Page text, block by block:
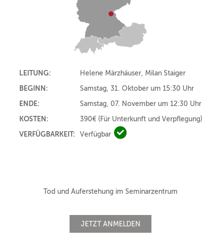
LEITUNG:
Helene Märzhäuser, Milan Staiger
BEGINN:
Samstag, 31. Oktober um 15:30 Uhr
ENDE:
Samstag, 07. November um 12:30 Uhr
KOSTEN:
390€ (Für Unterkunft und Verpflegung)
VERFÜGBARKEIT:
Verfügbar Verfügbar
Tod und Auferstehung im Seminarzentrum
JETZT ANMELDEN